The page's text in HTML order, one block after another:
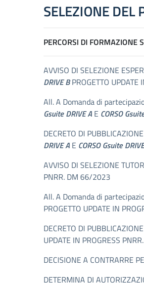
SELEZIONE DEL
PERCORSI DI FORMAZIONE
AVVISO DI SELEZIONE
DRIVE BPROGETTO
All. A Domanda di
Gsuite DRIVE A E CORSO
DECRETO DI
DRIVE A E CORSO Gsuite
AVVISO DI SELEZIONE
PNRR. DM 66/2023
All. A Domanda di
PROGETTO UPDATE IN
DECRETO DI
UPDATE IN PROGRESS
DECISIONE A CONTRARRE
DETERMINA DI